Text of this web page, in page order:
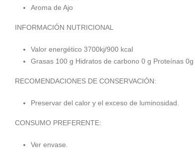
Aroma de Ajo
INFORMACIÓN NUTRICIONAL
Valor energético 3700kj/900 kcal
Grasas 100 g Hidratos de carbono 0 g Proteínas
RECOMENDACIONES DE CONSERVACIÓN:
Preservar del calor y el exceso de luminosidad.
CONSUMO PREFERENTE:
Ver envase.